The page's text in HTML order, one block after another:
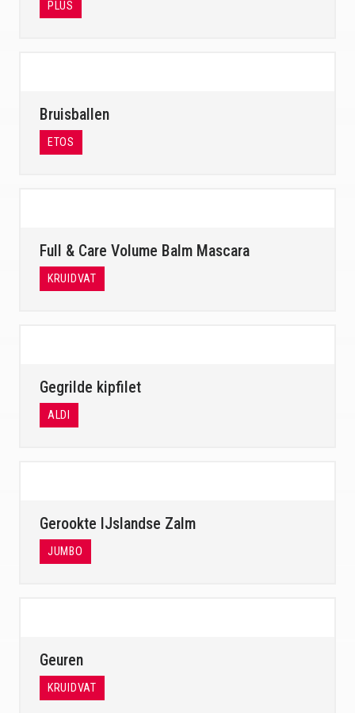
PLUS
Bruisballen
ETOS
Full & Care Volume Balm Mascara
KRUIDVAT
Gegrilde kipfilet
ALDI
Gerookte IJslandse Zalm
JUMBO
Geuren
KRUIDVAT